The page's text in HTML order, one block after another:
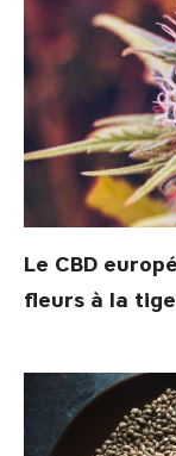
Le CBD
fleurs à la tige